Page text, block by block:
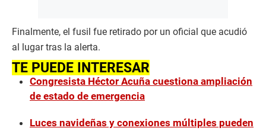
Finalmente, el fusil fue retirado por un oficial que acudió
al lugar tras la alerta.
TE PUEDE INTERESAR
Congresista Héctor Acuña cuestiona ampliación
de estado de emergencia
Luces navideñas y conexiones múltiples pueden